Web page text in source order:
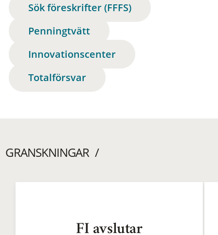
Sök föreskrifter (FFFS)
Penningtvätt
Innovationscenter
Totalförsvar
GRANSKNINGAR
FI avslutar